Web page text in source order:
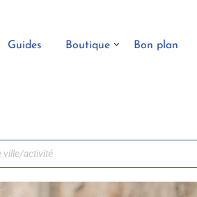
Guides Boutique Bon plan